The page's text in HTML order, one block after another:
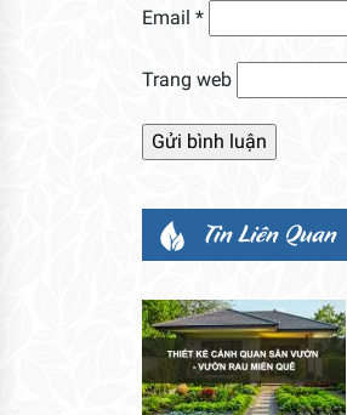
Email *
Trang web
Tin Liên Quan